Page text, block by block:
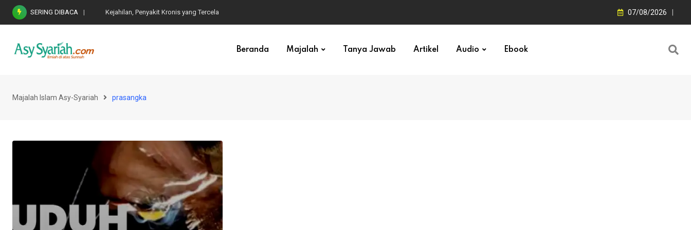
Skip
SERING DIBACA Kejahilan, Penyakit Kronis yang Tercela 07/08/2026
Beranda Majalah Tanya Jawab Artikel Audio Ebook
Majalah Islam Asy-Syariah prasangka